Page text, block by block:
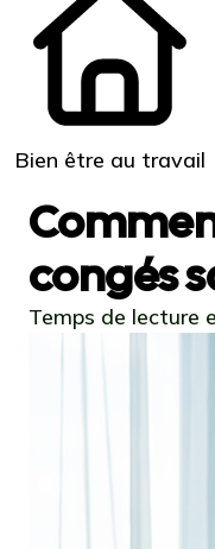
Bien être au travail
congés
Temps de lecture